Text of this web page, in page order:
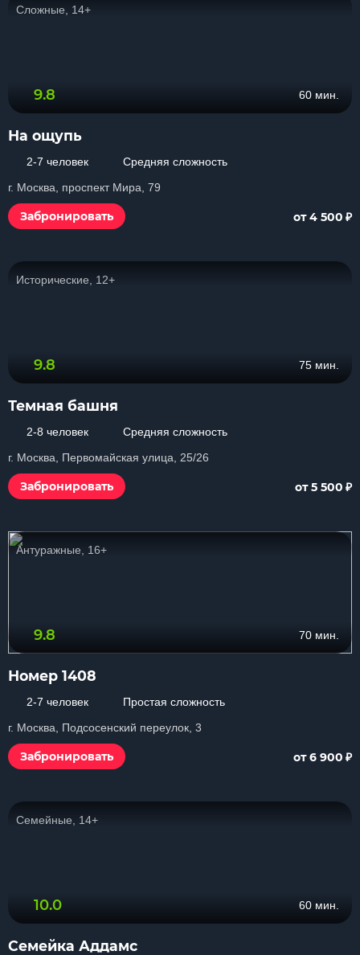
Сложные, 14+
9.8 60 мин.
На ощупь
2-7 человек
Средняя сложность
г. Москва, проспект Мира, 79
Забронировать от 4 500 ₽
Исторические, 12+
9.8 75 мин.
Темная башня
2-8 человек
Средняя сложность
г. Москва, Первомайская улица, 25/26
Забронировать от 5 500 ₽
Антуражные, 16+
9.8 70 мин.
Номер 1408
2-7 человек
Простая сложность
г. Москва, Подсосенский переулок, 3
Забронировать от 6 900 ₽
Семейные, 14+
10.0 60 мин.
Семейка Аддамс